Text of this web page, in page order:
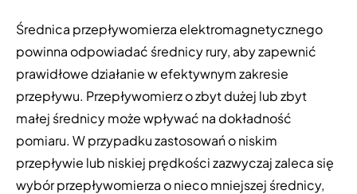
Średnica przepływomierza elektromagnetycznego
powinna odpowiadać średnicy rury, aby zapewnić
prawidłowe działanie w efektywnym zakresie
przepływu. Przepływomierz o zbyt dużej lub zbyt
małej średnicy może wpływać na dokładność
pomiaru. W przypadku zastosowań o niskim
przepływie lub niskiej prędkości zazwyczaj zaleca się
wybór przepływomierza o nieco mniejszej średnicy,